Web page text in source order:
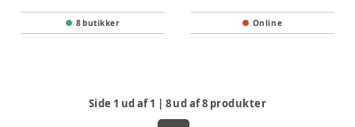
8 butikker Online
Side 1 ud af1 | 8ud af8 produkter